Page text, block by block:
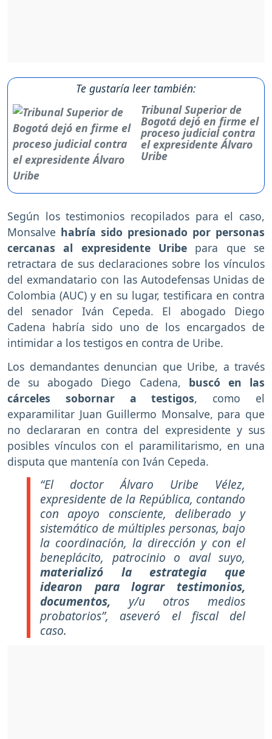
Te gustaría leer también:
Tribunal Superior de
Bogotá dejó en firme el
proceso judicial contra
el expresidente Álvaro
Uribe
Según los testimonios recopilados para el caso,
Monsalve habría sido presionado por personas
cercanas al expresidente Uribe para que se
retractara de sus declaraciones sobre los vínculos
del exmandatario con las Autodefensas Unidas de
Colombia (AUC) y en su lugar, testificara en contra
del senador Iván Cepeda. El abogado Diego
Cadena habría sido uno de los encargados de
intimidar a los testigos en contra de Uribe.
Los demandantes denuncian que Uribe, a través
de su abogado Diego Cadena, buscó en las
cárceles sobornar a testigos, como el
exparamilitar Juan Guillermo Monsalve, para que
no declararan en contra del expresidente y sus
posibles vínculos con el paramilitarismo, en una
disputa que mantenía con Iván Cepeda.
“El doctor Álvaro Uribe Vélez,
expresidente de la República, contando
con apoyo consciente, deliberado y
sistemático de múltiples personas, bajo
la coordinación, la dirección y con el
beneplácito, patrocinio o aval suyo,
materializó la estrategia que
idearon para lograr testimonios,
documentos, y/u otros medios
probatorios”, aseveró el fiscal del
caso.